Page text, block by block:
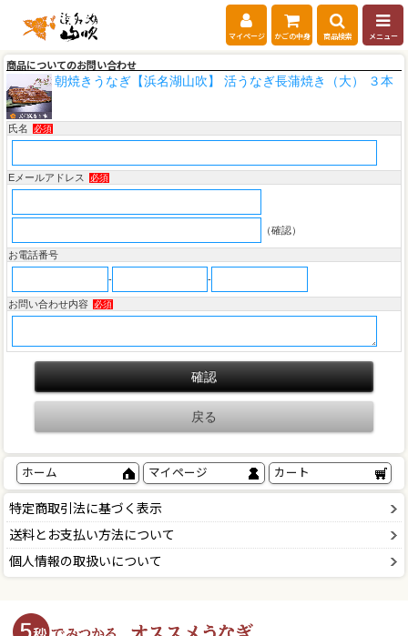
マイページ かごの中身 商品検索 メニュー
商品についてのお問い合わせ
朝焼きうなぎ【浜名湖山吹】 活うなぎ長蒲焼き（大） ３本
氏名 必須
Eメールアドレス 必須
（確認）
お電話番号
- -
お問い合わせ内容 必須
ホーム マイページ カート
特定商取引法に基づく表示
送料とお支払い方法について
個人情報の取扱いについて